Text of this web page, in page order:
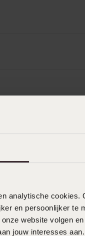
analytische
en persoonlijker te
website volgen
jouw interesses
11-06-2026 - Yvonne